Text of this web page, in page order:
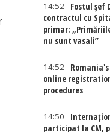
14:52
Fostul șef
contractul cu
primar:
nu sunt vasali”
14:52
online
procedures
14:50
participat la CM,